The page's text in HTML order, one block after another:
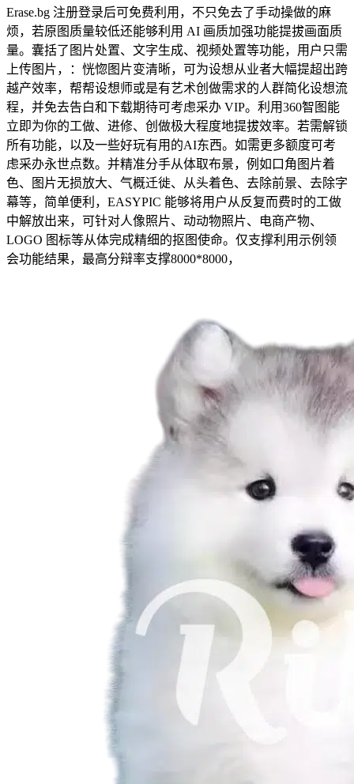
Erase.bg 注册登录后可免费利用，不只免去了手动操做的麻
烦，若原图质量较低还能够利用 AI 画质加强功能提拔画面质
量。囊括了图片处置、文字生成、视频处置等功能，用户只需
上传图片，：恍惚图片变清晰，可为设想从业者大幅提超出跨
越产效率，帮帮设想师或是有艺术创做需求的人群简化设想流
程，并免去告白和下载期待可考虑采办 VIP。利用360智图能
立即为你的工做、进修、创做极大程度地提拔效率。若需解锁
所有功能，以及一些好玩有用的AI东西。如需更多额度可考
虑采办永世点数。并精准分手从体取布景，例如口角图片着
色、图片无损放大、气概迁徙、从头着色、去除前景、去除字
幕等，简单便利，EASYPIC 能够将用户从反复而费时的工做
中解放出来，可针对人像照片、动动物照片、电商产物、
LOGO 图标等从体完成精细的抠图使命。仅支撑利用示例领
会功能结果，最高分辩率支撑8000*8000，